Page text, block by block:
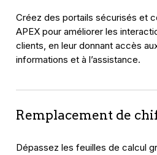
Créez des portails sécurisés et
APEX pour améliorer les
clients, en leur donnant accès
informations et à l’assistance.
Remplacement de
Dépassez les feuilles de calcul